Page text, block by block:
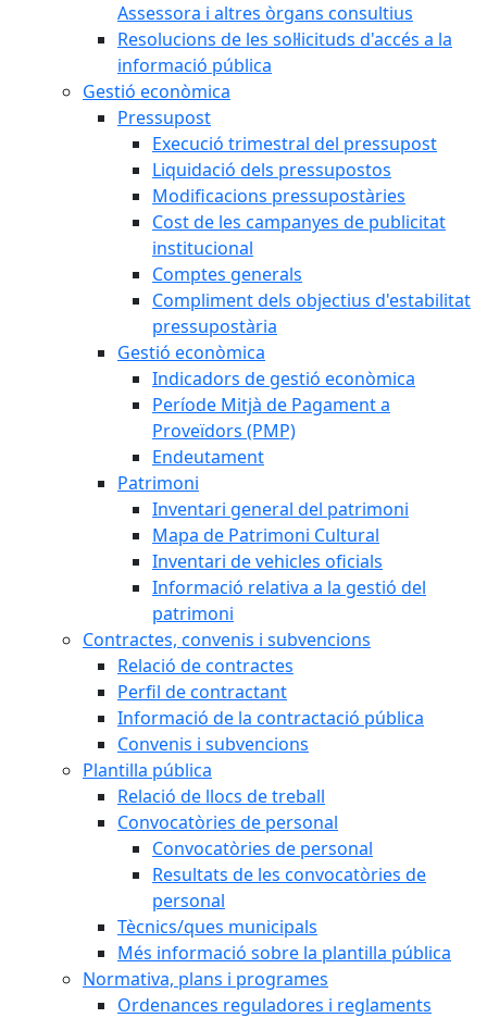
Assessora i altres òrgans consultius
Resolucions de les sol·licituds d'accés a la
informació pública
Gestió econòmica
Pressupost
Execució trimestral del pressupost
Liquidació dels pressupostos
Modificacions pressupostàries
Cost de les campanyes de publicitat
institucional
Comptes generals
Compliment dels objectius d'estabilitat
pressupostària
Gestió econòmica
Indicadors de gestió econòmica
Període Mitjà de Pagament a
Proveïdors (PMP)
Endeutament
Patrimoni
Inventari general del patrimoni
Mapa de Patrimoni Cultural
Inventari de vehicles oficials
Informació relativa a la gestió del
patrimoni
Contractes, convenis i subvencions
Relació de contractes
Perfil de contractant
Informació de la contractació pública
Convenis i subvencions
Plantilla pública
Relació de llocs de treball
Convocatòries de personal
Convocatòries de personal
Resultats de les convocatòries de
personal
Tècnics/ques municipals
Més informació sobre la plantilla pública
Normativa, plans i programes
Ordenances reguladores i reglaments